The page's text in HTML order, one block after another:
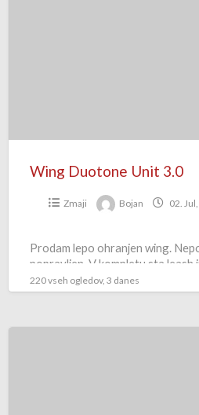
Wing Duotone Unit 3.0
Zmaji Bojan 02.
Prodam lepo ohranjen wing.
popravljen. V kompletu sta leash
220 vseh ogledov, 3 danes